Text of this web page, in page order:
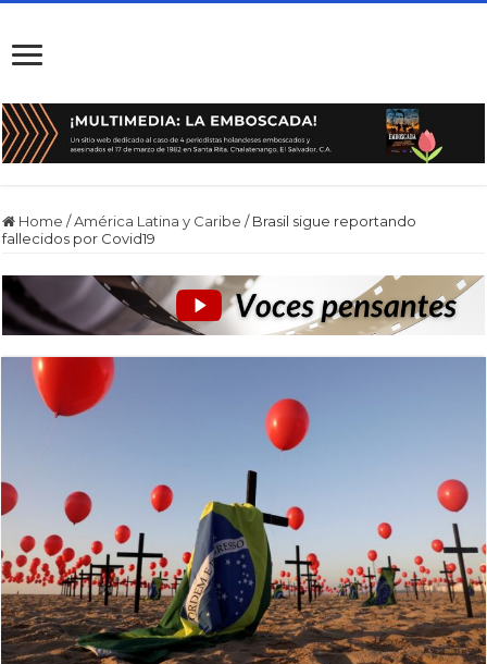
Home /América Latina y Caribe / Brasil sigue reportando
fallecidos por Covid19